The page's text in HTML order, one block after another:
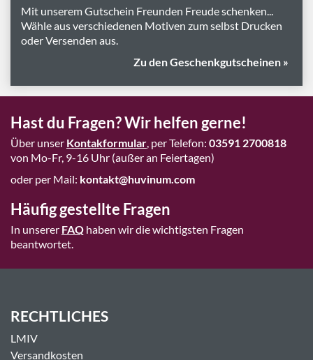
Wissenswelt
Schlagworte
Mit unserem Gutschein Freunden Freude schenken...
Wähle aus verschiedenen Motiven zum selbst Drucken
oder Versenden aus.
Zu den Geschenkgutscheinen »
Hast du Fragen? Wir helfen gerne!
Über unser Kontakformular, per Telefon: 03591 2700818
von Mo-Fr, 9-16 Uhr (außer an Feiertagen)
oder per Mail: kontakt@huvinum.com
Häufig gestellte Fragen
In unserer FAQ haben wir die wichtigsten Fragen
beantwortet.
RECHTLICHES
LMIV
Versandkosten